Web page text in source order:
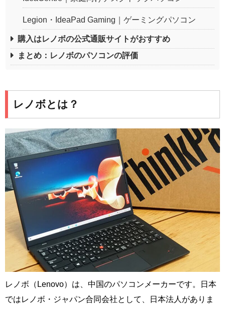
Legion・IdeaPad Gaming｜ゲーミングパソコン
購入はレノボの公式通販サイトがおすすめ
まとめ：レノボのパソコンの評価
レノボとは？
レノボ（Lenovo）は、中国のパソコンメーカーです。日本
ではレノボ・ジャパン合同会社として、日本法人がありま